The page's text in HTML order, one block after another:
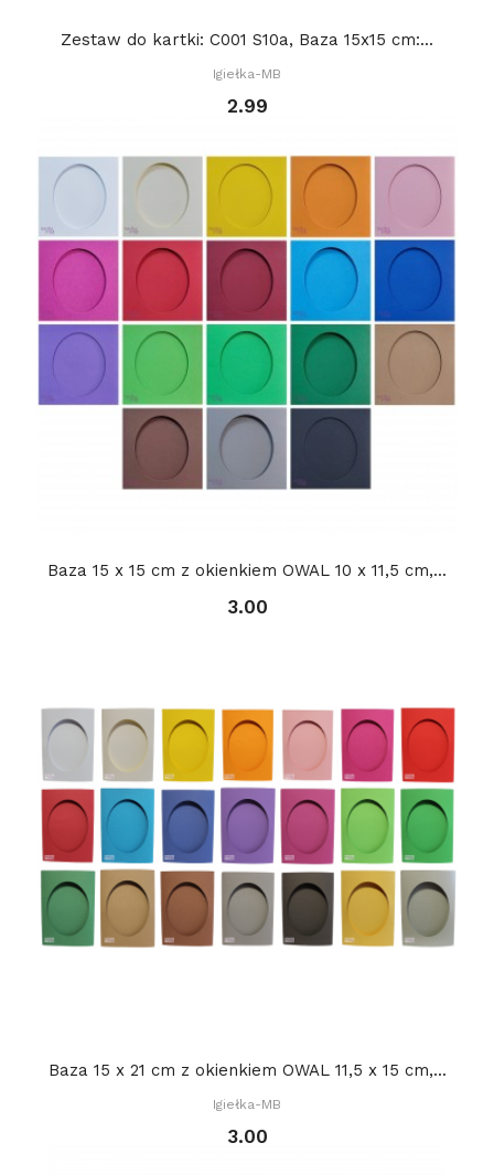
Zestaw do kartki: C001 S10a, Baza 15x15 cm:...
Igiełka-MB
2.99
Baza 15 x 15 cm z okienkiem OWAL 10 x 11,5 cm,...
3.00
Baza 15 x 21 cm z okienkiem OWAL 11,5 x 15 cm,...
Igiełka-MB
3.00